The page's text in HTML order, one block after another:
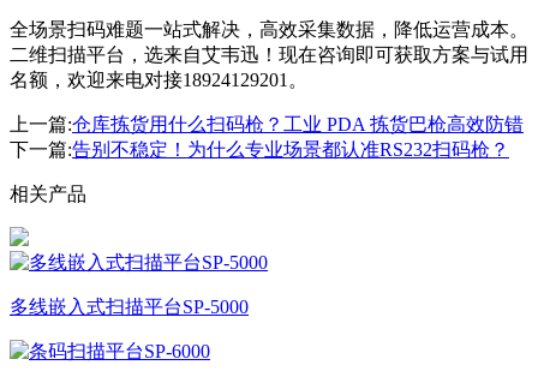
全场景扫码难题一站式解决，高效采集数据，降低运营成本。
二维扫描平台，选来自艾韦迅！现在咨询即可获取方案与试用
名额，欢迎来电对接18924129201。
上一篇:仓库拣货用什么扫码枪？工业 PDA 拣货巴枪高效防错
下一篇:告别不稳定！为什么专业场景都认准RS232扫码枪？
相关产品
多线嵌入式扫描平台SP-5000